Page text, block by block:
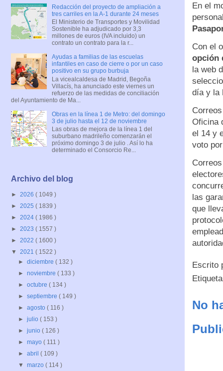
En el
Con el
opción
la web
día y la
Oficina
el 14 y
voto
las
que
Escrito
No
Redacción del proyecto de ampliación a
tres carriles en la A-1 durante 24 meses
El Ministerio de Transportes y Movilidad
Sostenible ha adjudicado por 3,3
millones de euros (IVA incluido) un
contrato un contrato para la r...
Ayudas a familias de las escuelas
infantiles en caso de cierre o por un caso
positivo en su grupo burbuja
La vicealcaldesa de Madrid, Begoña
Villacís, ha anunciado este viernes un
refuerzo de las medidas de conciliación
del Ayuntamiento de Ma...
Obras en la línea 1 de Metro: del domingo
3 de julio hasta el 12 de noviembre
Las obras de mejora de la línea 1 del
suburbano madrileño comenzarán el
próximo domingo 3 de julio . Así lo ha
determinado el Consorcio Re...
Archivo del blog
► 2026 ( 1049 )
► 2025 ( 1839 )
► 2024 ( 1986 )
► 2023 ( 1557 )
► 2022 ( 1600 )
▼ 2021 ( 1522 )
►diciembre( 132 )
►noviembre( 133 )
►octubre( 134 )
►septiembre( 149 )
►agosto( 116 )
►julio( 153 )
►junio( 126 )
►mayo( 111 )
►abril( 109 )
▼marzo( 114 )